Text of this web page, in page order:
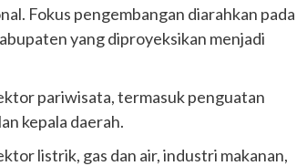
Fokus pengembangan diarahkan pada
yang diproyeksikan menjadi
pariwisata, termasuk penguatan
kepala daerah.
listrik, gas dan air, industri makanan,